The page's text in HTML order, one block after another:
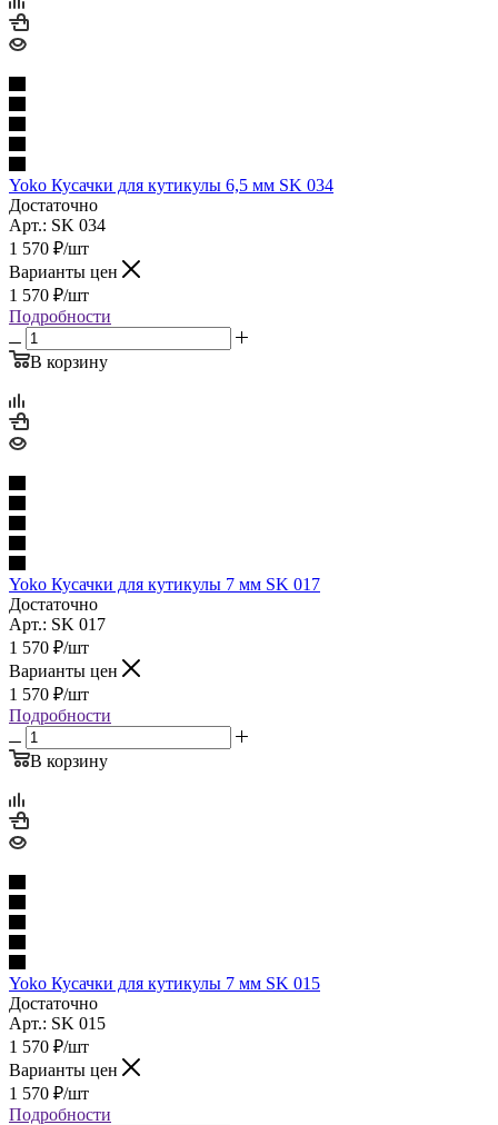
Yoko Кусачки для кутикулы 6,5 мм SK 034
Достаточно
Арт.: SK 034
1 570 ₽/шт
Варианты цен
1 570 ₽/шт
Подробности
В корзину
Yoko Кусачки для кутикулы 7 мм SK 017
Достаточно
Арт.: SK 017
1 570 ₽/шт
Варианты цен
1 570 ₽/шт
Подробности
В корзину
Yoko Кусачки для кутикулы 7 мм SK 015
Достаточно
Арт.: SK 015
1 570 ₽/шт
Варианты цен
1 570 ₽/шт
Подробности